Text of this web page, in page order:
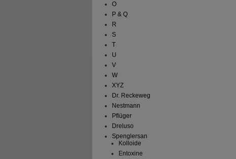
O
P & Q
R
S
T
U
V
W
XYZ
Dr. Reckeweg
Nestmann
Pflüger
Dreluso
Spenglersan
Kolloide
Entoxine